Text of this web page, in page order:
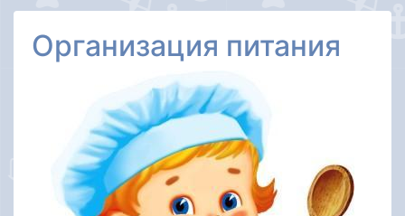
Организация питания